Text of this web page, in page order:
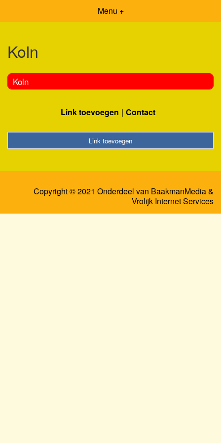
Menu +
Koln
Koln
Link toevoegen Contact
Link toevoegen
Copyright © 2021 Onderdeel van BaakmanMedia&
Vrolijk Internet Services